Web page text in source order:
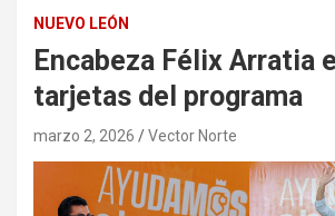
NUEVO LEÓN
Encabeza Félix Arratia
tarjetas del programa
marzo 2, 2026 Vector Norte